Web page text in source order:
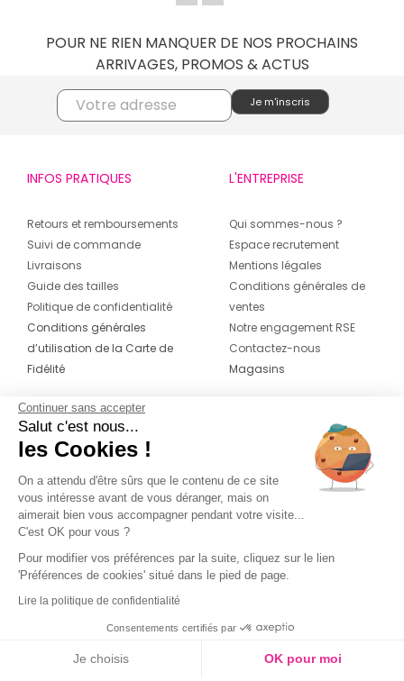
POUR NE RIEN MANQUER DE NOS PROCHAINS
ARRIVAGES, PROMOS & ACTUS
INFOS PRATIQUES
Retours et remboursements
Suivi de commande
Livraisons
Guide des tailles
Politique de confidentialité
Conditions générales
d’utilisation de la Carte de
Fidélité
L'ENTREPRISE
Qui sommes-nous ?
Espace recrutement
Mentions légales
Conditions générales de
ventes
Notre engagement RSE
Contactez-nous
Magasins
CONTACT
04 42 20 78 42
Du lundi au jeudi de 8h30 à 16h30 & le
vendredi de 8h30 à 15h30
Continuer sans accepter
Salut c'est nous...
les Cookies !
On a attendu d'être sûrs que le contenu de ce site
vous intéresse avant de vous déranger, mais on
aimerait bien vous accompagner pendant votre visite...
C'est OK pour vous ?
Pour modifier vos préférences par la suite, cliquez sur le lien
'Préférences de cookies' situé dans le pied de page.
Lire la politique de confidentialité
Consentements certifiés par
Je choisis OK pour moi